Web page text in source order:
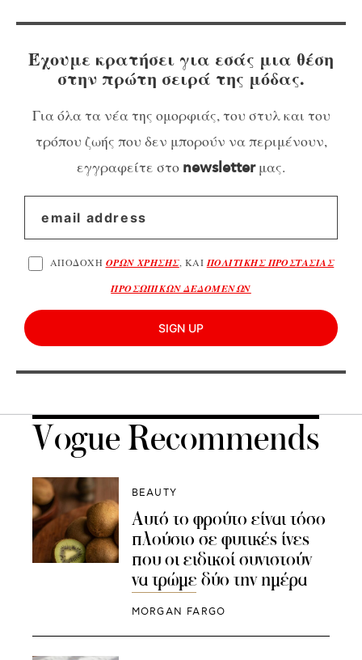
Έχουμε κρατήσει για εσάς μια θέση
στην πρώτη σειρά της μόδας.
Για όλα τα νέα της ομορφιάς, του στυλ και του
τρόπου ζωής που δεν μπορούν να περιμένουν,
εγγραφείτε στο newsletterμας.
ΑΠΟΔΟΧΗ ΟΡΩΝ ΧΡΗΣΗΣ, ΚΑΙ ΠΟΛΙΤΙΚΗΣ ΠΡΟΣΤΑΣΙΑΣ
ΠΡΟΣΩΠΙΚΩΝ ΔΕΔΟΜΕΝΩΝ
SIGN UP
Vogue Recommends
BEAUTY
Αυτό το φρούτο είναι τόσο
πλούσιο σε φυτικές ίνες
που οι ειδικοί συνιστούν
να τρώμε δύο την ημέρα
MORGAN FARGO